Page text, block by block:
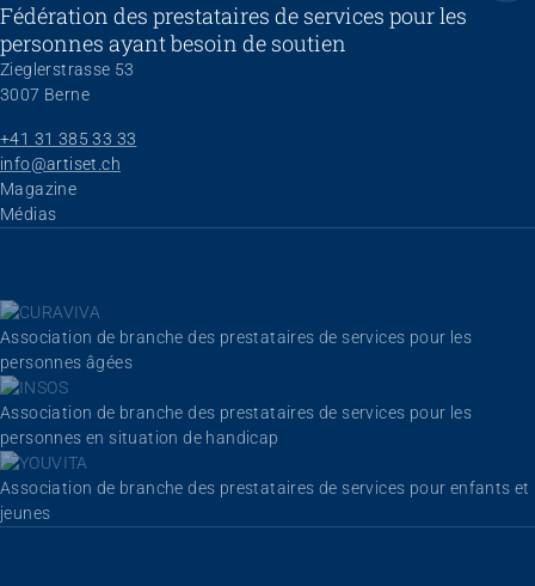
Fédération des prestataires de services pour les
personnes ayant besoin de soutien
Zieglerstrasse 53
3007 Berne
+41 31 385 33 33
info@artiset.ch
Aller au contenu
Magazine
Médias
Association de branche des prestataires de services pour les
personnes âgées
Association de branche des prestataires de services pour les
personnes en situation de handicap
Association de branche des prestataires de services pour enfants et
jeunes